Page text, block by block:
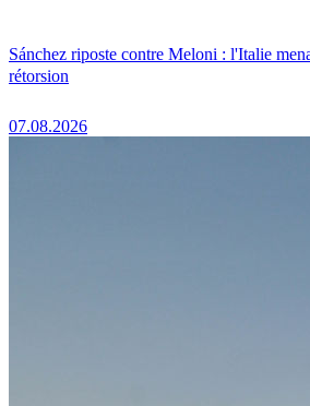
Sánchez riposte contre Meloni : l'Italie
rétorsion
07.08.2026